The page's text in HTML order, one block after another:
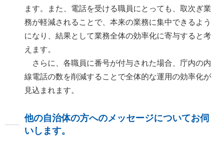
ます。また、電話を受ける職員にとっても、取次ぎ業
務が軽減されることで、本来の業務に集中できるよう
になり、結果として業務全体の効率化に寄与すると考
えます。
さらに、各職員に番号が付与された場合、庁内の内
線電話の数を削減することで全体的な運用の効率化が
見込まれます。
他の自治体の方へのメッセージについてお伺
いします。